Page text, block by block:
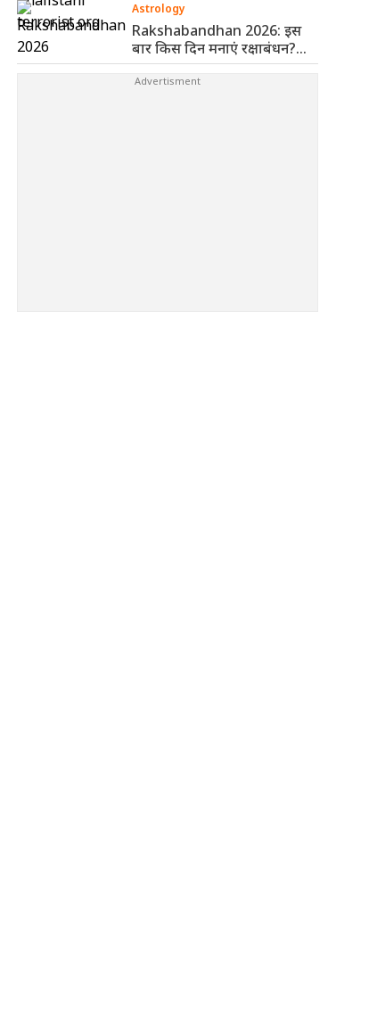
Astrology
Rakshabandhan 2026: इस
बार किस दिन मनाएं रक्षाबंधन?
पंचांग से ..